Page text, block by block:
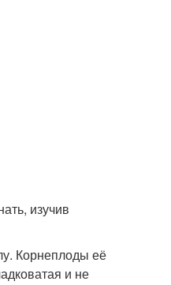
изучив
Корнеплоды её
и не